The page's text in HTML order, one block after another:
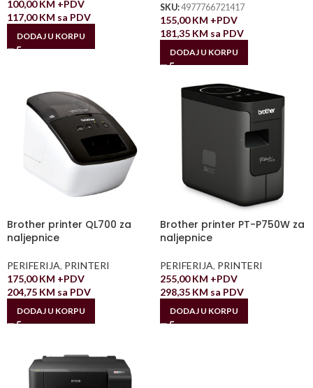
100,00KM +PDV
117,00KM sa PDV
DODAJ U KORPU
SKU:4977766721417
155,00KM +PDV
181,35 KM sa PDV
DODAJ U KORPU
Brother printer QL700 za
naljepnice
PERIFERIJA, PRINTERI
175,00KM +PDV
204,75 KM sa PDV
DODAJ U KORPU
Brother printer PT-P750W za
naljepnice
PERIFERIJA, PRINTERI
255,00KM +PDV
298,35 KM sa PDV
DODAJ U KORPU